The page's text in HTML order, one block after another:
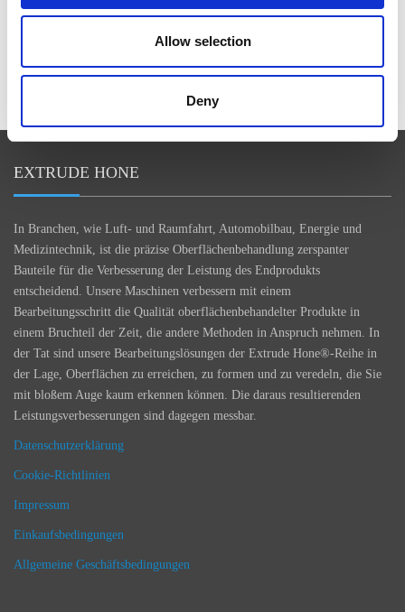
Allow selection
Deny
VERANSTALTUNG KEHRT IN EINER SICH
WANDELNDEN INDUSTRIELANDSCHAFT ZURÜCK
EXTRUDE HONE
In Branchen, wie Luft- und Raumfahrt, Automobilbau, Energie und
Medizintechnik, ist die präzise Oberflächenbehandlung zerspanter
Bauteile für die Verbesserung der Leistung des Endprodukts
entscheidend. Unsere Maschinen verbessern mit einem
Bearbeitungsschritt die Qualität oberflächenbehandelter Produkte in
einem Bruchteil der Zeit, die andere Methoden in Anspruch nehmen. In
der Tat sind unsere Bearbeitungslösungen der Extrude Hone®-Reihe in
der Lage, Oberflächen zu erreichen, zu formen und zu veredeln, die Sie
mit bloßem Auge kaum erkennen können. Die daraus resultierenden
Leistungsverbesserungen sind dagegen messbar.
Datenschutzerklärung
Cookie-Richtlinien
Impressum
Einkaufsbedingungen
Allgemeine Geschäftsbedingungen